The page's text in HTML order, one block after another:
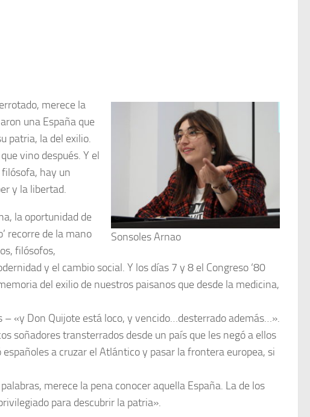
Sonsoles Arnao
merece la
una España que
patria, la del exilio.
vino después. Y el
hay un
y la libertad.
la oportunidad de
recorre de la mano
filósofos,
y el cambio social. Y los días 7 y 8 el Congreso ‘80
del exilio de nuestros paisanos que desde la medicina,
«y Don Quijote está loco, y vencido…desterrado además…».
soñadores transterrados desde un país que les negó a ellos
a cruzar el Atlántico y pasar la frontera europea, si
merece la pena conocer aquella España. La de los
para descubrir la patria».